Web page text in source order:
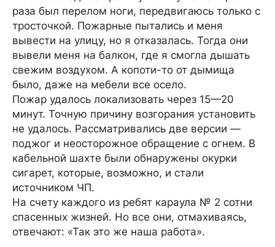
раза был перелом ноги, передвигаюсь только с
тросточкой. Пожарные пытались и меня
вывести на улицу, но я отказалась. Тогда они
вывели меня на балкон, где я смогла дышать
свежим воздухом. А копоти-то от дымища
было, даже на мебели все осело.
Пожар удалось локализовать через 15—20
минут. Точную причину возгорания установить
не удалось. Рассматривались две версии —
поджог и неосторожное обращение с огнем. В
кабельной шахте были обнаружены окурки
сигарет, которые, возможно, и стали
источником ЧП.
На счету каждого из ребят караула № 2 сотни
спасенных жизней. Но все они, отмахиваясь,
отвечают: «Так это же наша работа».